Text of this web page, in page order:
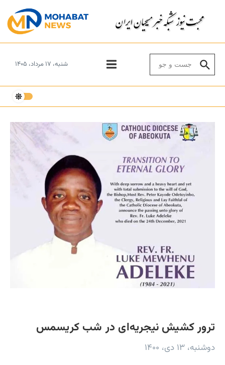
شنبه، ۱۷ مرداد، ۱۴۰۵
ترور کشیش نیجریه‌ای در شب کریسمس
دوشنبه، ۱۳ دی، ۱۴۰۰